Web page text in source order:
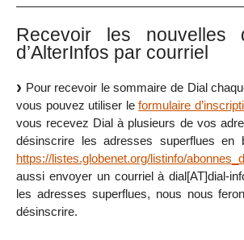
Recevoir les
d’AlterInfos par courriel
Pour recevoir le sommaire de Dial
vous pouvez utiliser leformulaire
vous recevez Dial à plusieurs de vos
désinscrire les adresses superflues en
https://listes.globenet.org/listinfo/
aussi envoyer un courriel à dial[AT]dial-
les adresses superflues, nous nous
désinscrire.